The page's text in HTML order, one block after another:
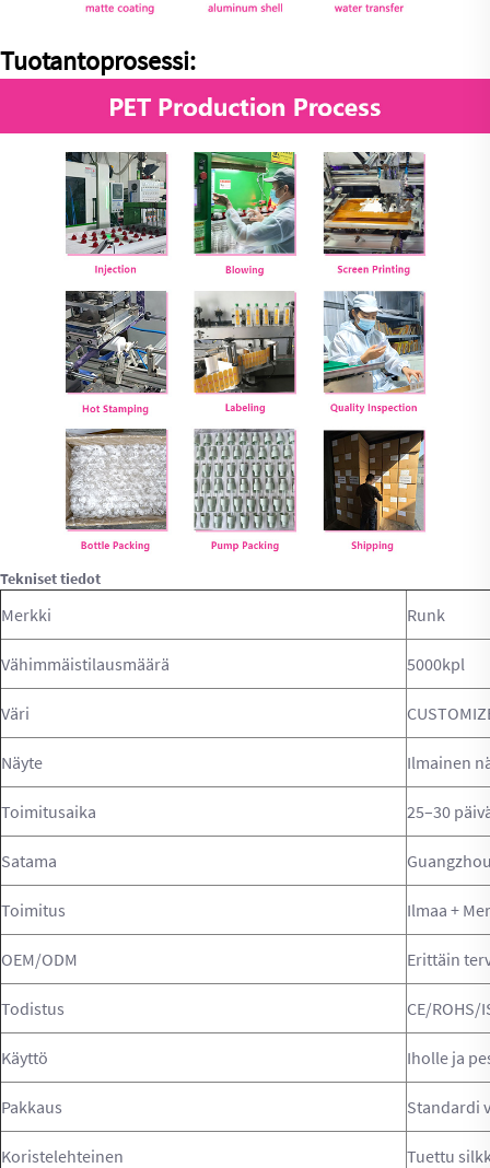
Tuotantoprosessi:
Tekniset tiedot
Merkki Runk
Vähimmäistilausmäärä 5000kpl
Väri
Näyte Ilmainen
Toimitusaika 25–30
Satama
Toimitus Ilmaa +
OEM/ODM Erittäin
Todistus CE/ROHS/
Käyttö Iholle ja
Pakkaus Standardi
Koristelehteinen Tuettu